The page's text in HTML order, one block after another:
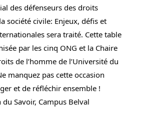
des défenseurs des droits
société civile: Enjeux, défis et
sera traité. Cette table
par les cinq ONG et la Chaire
de l’homme de l’Université du
manquez pas cette occasion
et de réfléchir ensemble !
Savoir, Campus Belval